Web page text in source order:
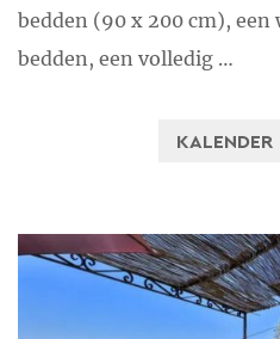
bedden (90 x 200 cm),
bedden, een volledig …
KALENDER